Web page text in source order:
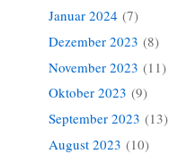
Januar 2024 (7)
Dezember 2023 (8)
November 2023 (11)
Oktober 2023 (9)
September 2023 (13)
August 2023 (10)